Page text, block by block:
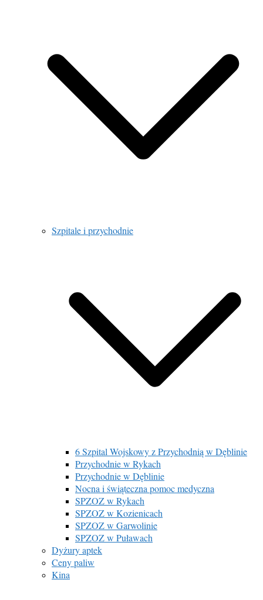
Szpitale i przychodnie
6 Szpital Wojskowy z Przychodnią w Dęblinie
Przychodnie w Rykach
Przychodnie w Dęblinie
Nocna i świąteczna pomoc medyczna
SPZOZ w Rykach
SPZOZ w Kozienicach
SPZOZ w Garwolinie
SPZOZ w Puławach
Dyżury aptek
Ceny paliw
Kina